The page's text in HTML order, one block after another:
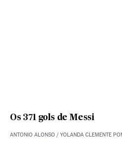
Os 371 gols de Messi
ANTONIO ALONSO / YOLANDA CLEMENTE